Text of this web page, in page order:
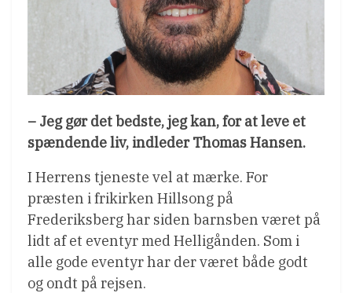
– Jeg gør det bedste, jeg kan, for at leve et
spændende liv, indleder Thomas Hansen.
I Herrens tjeneste vel at mærke. For
præsten i frikirken Hillsong på
Frederiksberg har siden barnsben været på
lidt af et eventyr med Helligånden. Som i
alle gode eventyr har der været både godt
og ondt på rejsen.